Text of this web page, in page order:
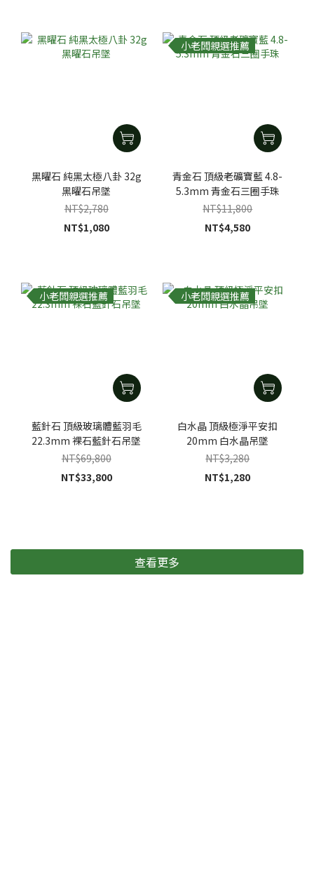
黑曜石 純黑太極八卦 32g
黑曜石吊墜
NT$2,780
NT$1,080
小老闆親選推薦
青金石 頂級老礦寶藍 4.8-
5.3mm 青金石三圈手珠
NT$11,800
NT$4,580
小老闆親選推薦
藍針石 頂級玻璃體藍羽毛
22.3mm 裸石藍針石吊墜
NT$69,800
NT$33,800
小老闆親選推薦
白水晶 頂級極淨平安扣
20mm 白水晶吊墜
NT$3,280
NT$1,280
查看更多